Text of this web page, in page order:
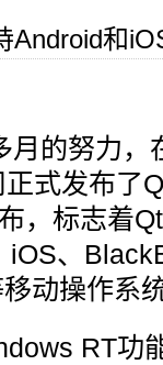
Android和
月的努力，
式发布了
，标志着
iOS、
动操作系
RT功